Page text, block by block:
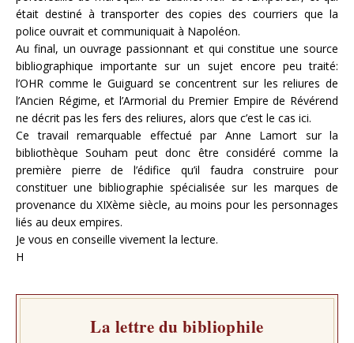
était destiné à transporter des copies des courriers que la
police ouvrait et communiquait à Napoléon.
Au final, un ouvrage passionnant et qui constitue une source
bibliographique importante sur un sujet encore peu traité:
l’OHR comme le Guiguard se concentrent sur les reliures de
l’Ancien Régime, et l’Armorial du Premier Empire de Révérend
ne décrit pas les fers des reliures, alors que c’est le cas ici.
Ce travail remarquable effectué par Anne Lamort sur la
bibliothèque Souham peut donc être considéré comme la
première pierre de l’édifice qu’il faudra construire pour
constituer une bibliographie spécialisée sur les marques de
provenance du XIXème siècle, au moins pour les personnages
liés au deux empires.
Je vous en conseille vivement la lecture.
H
La lettre du bibliophile